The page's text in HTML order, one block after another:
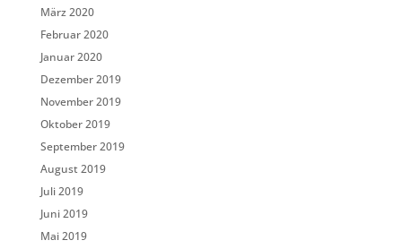
März 2020
Februar 2020
Januar 2020
Dezember 2019
November 2019
Oktober 2019
September 2019
August 2019
Juli 2019
Juni 2019
Mai 2019